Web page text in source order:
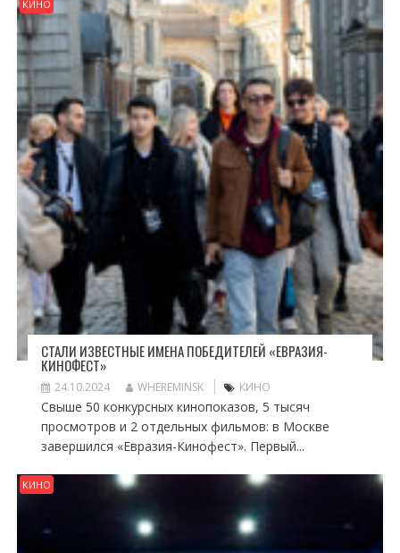
КИНО
СТАЛИ ИЗВЕСТНЫЕ ИМЕНА ПОБЕДИТЕЛЕЙ «ЕВРАЗИЯ-
КИНОФЕСТ»
24.10.2024 WHEREMINSK КИНО
Свыше 50 конкурсных кинопоказов, 5 тысяч
просмотров и 2 отдельных фильмов: в Москве
завершился «Евразия-Кинофест». Первый...
КИНО